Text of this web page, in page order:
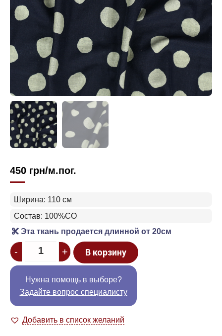
450 грн/м.пог.
Ширина: 110 см
Состав: 100%CO
Эта ткань продается длинной от 20см
Quantity
- + В корзину
Нужна помощь в выборе?
Задайте вопрос специалисту
Добавить в список желаний